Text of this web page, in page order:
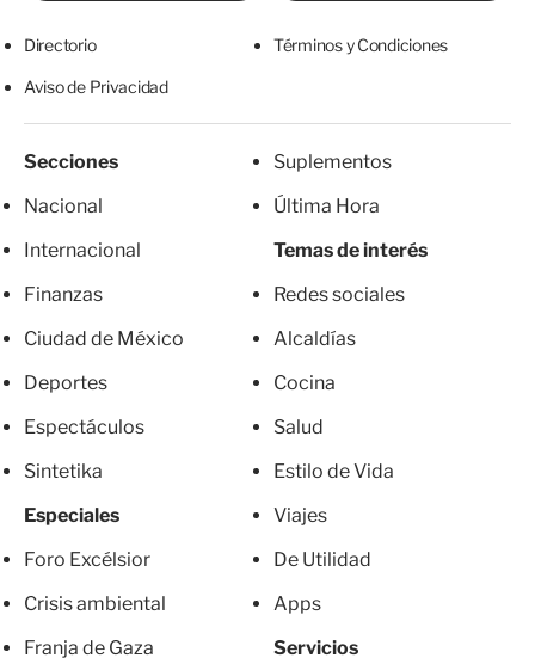
Directorio Términos y Condiciones
Aviso de Privacidad
Secciones
Nacional
Internacional
Finanzas
Ciudad de México
Deportes
Espectáculos
Sintetika
Especiales
Foro Excélsior
Crisis ambiental
Franja de Gaza
Suplementos
Última Hora
Temas de interés
Redes sociales
Alcaldías
Cocina
Salud
Estilo de Vida
Viajes
De Utilidad
Apps
Servicios